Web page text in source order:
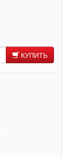
КУПИТЬ